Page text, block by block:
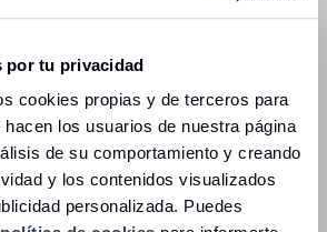
por tu privacidad
cookies propias y de terceros para
los usuarios de nuestra página
de su comportamiento y creando
y los contenidos visualizados
personalizada. Puedes
con nuestra oferta